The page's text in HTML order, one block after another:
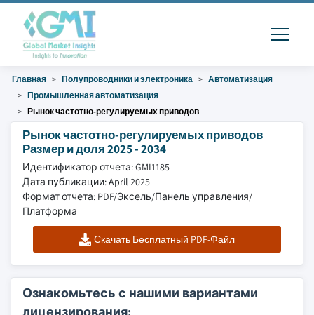
Главная Полупроводники и электроника
Автоматизация
Промышленная автоматизация
Рынок частотно-регулируемых приводов
Рынок частотно-регулируемых приводов
Размер и доля 2025 - 2034
Идентификатор отчета: GMI1185
Дата публикации: April 2025
Формат отчета: PDF/Эксель/Панель управления/
Платформа
Скачать Бесплатный PDF-Файл
Ознакомьтесь с нашими вариантами